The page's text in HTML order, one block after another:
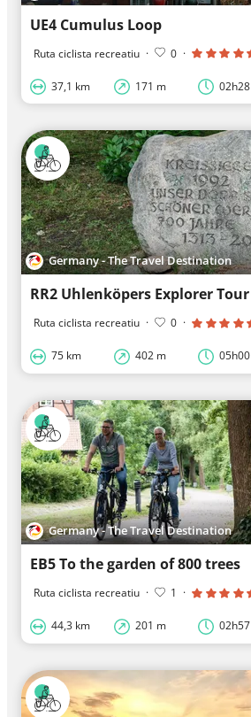
UE4 Cumulus Loop
Ruta ciclista recreatiu · 0 ·
37,1 km 171 m 02h28
Germany - The Travel Destination
RR2 Uhlenköpers Explorer Tour
Ruta ciclista recreatiu · 0 ·
75 km 402 m 05h00
Germany - The Travel Destination
EB5 To the garden of 800 trees
Ruta ciclista recreatiu · 1 ·
44,3 km 201 m 02h57